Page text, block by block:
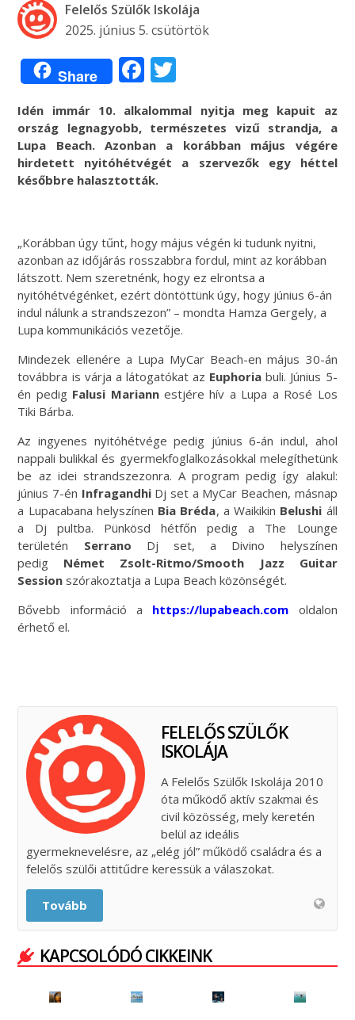
Felelős Szülők Iskolája
2025. június 5. csütörtök
Share Facebook
Idén immár 10. alkalommal nyitja meg kapuit az
ország legnagyobb, természetes vizű strandja, a
Lupa Beach. Azonban a korábban május végére
hirdetett nyitóhétvégét a szervezők egy héttel
későbbre halasztották.
„Korábban úgy tűnt, hogy május végén ki tudunk nyitni,
azonban az időjárás rosszabbra fordul, mint az korábban
látszott. Nem szeretnénk, hogy ez elrontsa a
nyitóhétvégénket, ezért döntöttünk úgy, hogy június 6-án
indul nálunk a strandszezon” – mondta Hamza Gergely, a
Lupa kommunikációs vezetője.
Mindezek ellenére a Lupa MyCar Beach-en május 30-án
továbbra is várja a látogatókat az Euphoria buli. Június 5-
én pedig Falusi Mariannestjére hív a Lupa a Rosé Los
Tiki Bárba.
Az ingyenes nyitóhétvége pedig június 6-án indul, ahol
nappali bulikkal és gyermekfoglalkozásokkal melegíthetünk
be az idei strandszezonra. A program pedig így alakul:
június 7-én InfragandhiDj set a MyCar Beachen, másnap
a Lupacabana helyszínen Bia Bréda, a Waikikin Belushi áll
a Dj pultba. Pünkösd hétfőn pedig a The Lounge
területén Serrano Dj set, a Divino helyszínen
pedig Német Zsolt-Ritmo/Smooth Jazz Guitar
Session szórakoztatja a Lupa Beach közönségét.
Bővebb információ a https://lupabeach.com oldalon
érhető el.
FELELŐS SZÜLŐK
ISKOLÁJA
A Felelős Szülők Iskolája 2010
óta működő aktív szakmai és
civil közösség, mely keretén
belül az ideális
gyermeknevelésre, az „elég jól” működő családra és a
felelős szülői attitűdre keressük a válaszokat.
Tovább
KAPCSOLÓDÓ CIKKEINK